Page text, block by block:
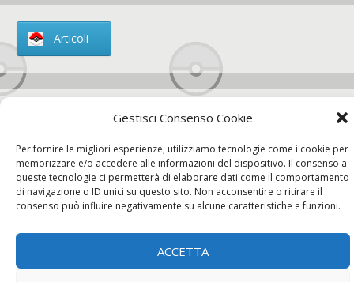
Gestisci Consenso Cookie
Per fornire le migliori esperienze, utilizziamo tecnologie come i cookie per
memorizzare e/o accedere alle informazioni del dispositivo. Il consenso a
queste tecnologie ci permetterà di elaborare dati come il comportamento
di navigazione o ID unici su questo sito. Non acconsentire o ritirare il
consenso può influire negativamente su alcune caratteristiche e funzioni.
ACCETTA
Articoli
Chi siamo
Contatti